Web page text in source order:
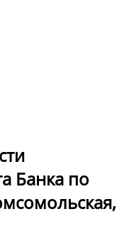
Банка по